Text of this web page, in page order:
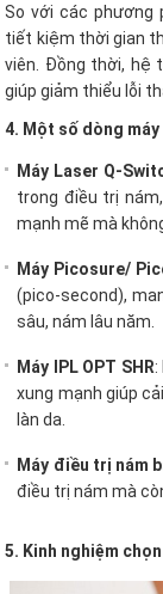
So với các phương
tiết kiệm thời gian
viên. Đồng thời, hệ
giúp giảm thiểu lỗi
4. Một số dòng
Máy Laser Q-
trong điều trị
mạnh mẽ mà
Máy Picosure/
(pico-second),
sâu, nám lâu năm.
Máy IPL OPT SHR
xung mạnh giúp
làn da.
Máy điều trị nám
điều trị nám mà
5. Kinh nghiệm